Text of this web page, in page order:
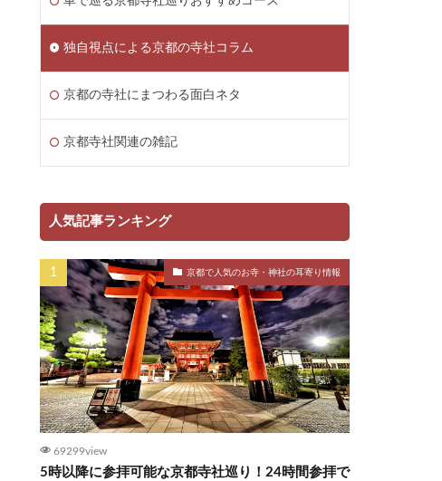
独自視点による京都の寺社コラム
京都の寺社にまつわる面白ネタ
京都寺社関連の雑記
人気記事ランキング
京都で人気のお寺・神社の耳寄り情報
69299view
5時以降に参拝可能な京都寺社巡り！24時間参拝で